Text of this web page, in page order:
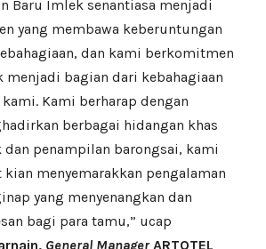
Baru Imlek senantiasa menjadi
yang membawa keberuntungan
dan kami berkomitmen
menjadi bagian dari kebahagiaan
Kami berharap dengan
berbagai hidangan khas
dan penampilan barongsai, kami
kian menyemarakkan pengalaman
yang menyenangkan dan
bagi para tamu,” ucap
General ManagerARTOTEL